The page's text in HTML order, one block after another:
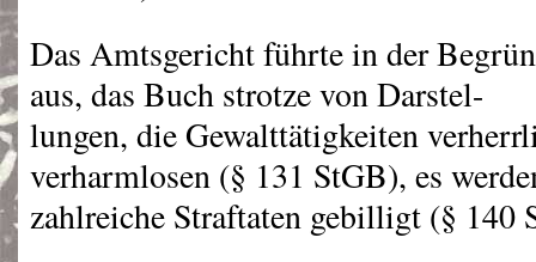
Das Amtsgericht führte in der
aus, das Buch strotze von Darstel-
lungen, die Gewalttätigkeiten
verharmlosen (§ 131 StGB), es
zahlreiche Straftaten gebilligt (§ 140